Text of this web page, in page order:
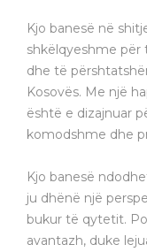
Kjo banesë në
shkëlqyeshme
dhe të
Kosovës. Me një
është e dizajnuar
komodshme dhe
Kjo banesë
ju dhënë një
bukur të qytetit.
avantazh, duke